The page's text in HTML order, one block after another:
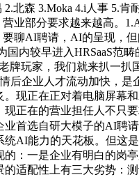
北森 3.Moka 4.i人事 5.肯
营业部分要求越来越高。
要聊AI聘请，AI的呈现，
国内较早进入HRSaaS范畴
牌玩家，我们就来扒一扒
后企业人才流动加快，是
。现正在正对着电脑屏幕
现正在的营业担任人不只
业首选自研大模子的AI聘
统AI能力的天花板。但这
：一是企业有明白的岗亭
适配性上有三大劣势：测